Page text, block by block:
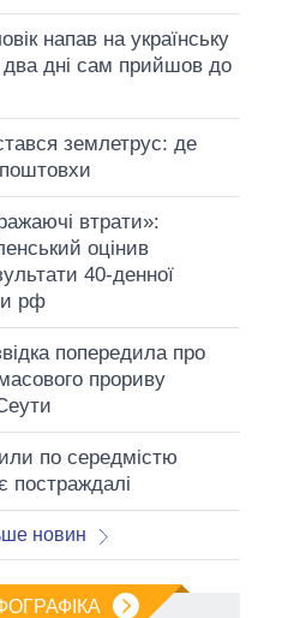
напав на українську
два дні сам прийшов до
землетрус: де
втрати»:
оцінив
40-денної
рф
попередила про
прориву
по середмістю
постраждалі
новин